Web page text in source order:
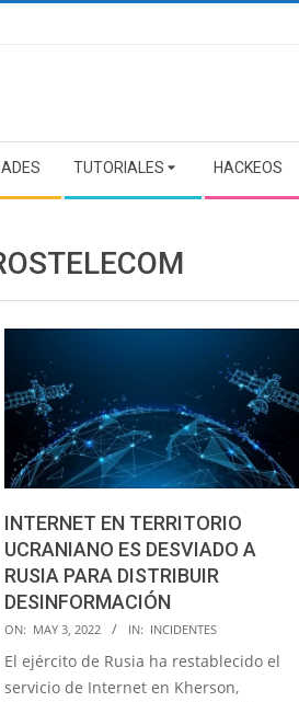
TUTORIALES HACKEOS
INTERNET EN TERRITORIO
UCRANIANO ES DESVIADO A
RUSIA PARA DISTRIBUIR
DESINFORMACIÓN
2022-
05-
03
ON: MAY 3, 2022 IN: INCIDENTES
El ejército de Rusia ha restablecido el
servicio de Internet en Kherson,